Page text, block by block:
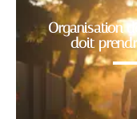
Organisation
doit